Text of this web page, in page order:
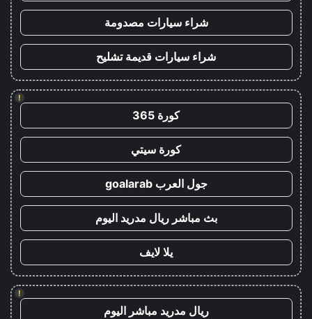
شراء سيارات مصدومة
شراء سيارات قديمة تشليح
!
كورة 365
كورة سيتي
جول العرب goalarab
بث مباشر ريال مدريد اليوم
يلا لايف
!
ريال مدريد مباشر اليوم